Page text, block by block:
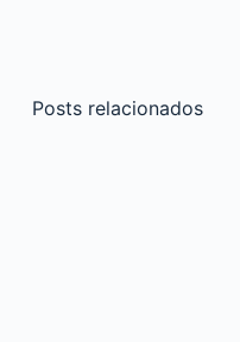
Posts relacionados